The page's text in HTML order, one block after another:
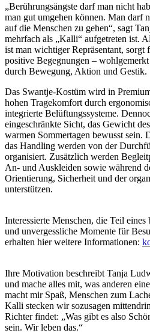
„Berührungsängste darf man nicht
man gut umgehen können. Man darf
auf die Menschen zu gehen“, sagt
mehrfach als „Kalli“ aufgetreten ist.
ist man wichtiger Repräsentant,
positive Begegnungen –
durch Bewegung, Aktion und Gestik.
Das Swantje-Kostüm wird in
hohen Tragekomfort durch
integrierte Belüftungssysteme.
eingeschränkte Sicht, das Gewicht
warmen Sommertagen bewusst sein.
das Handling werden von der
organisiert. Zusätzlich werden
An- und Auskleiden sowie während
Orientierung, Sicherheit und der
unterstützen.
Interessierte Menschen, die Teil eines
und unvergessliche Momente für
erhalten hier weitere Informationen:
Ihre Motivation beschreibt Tanja
und mache alles mit, was anderen
macht mir Spaß, Menschen zum
Kalli stecken wir sozusagen
Richter findet: „Was gibt es also
sein. Wir leben das.“